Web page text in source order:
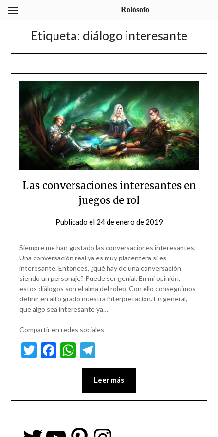
Etiqueta: diálogo interesante
Las conversaciones interesantes en
juegos de rol
Publicado el 24 de enero de 2019
Siempre me han gustado las conversaciones interesantes.
Una conversación real ya es muy placentera si es
interesante. Entonces, ¿qué hay de una conversación
siendo un personaje? Puede ser genial. En mi opinión,
estos diálogos son el alma del roleo. Con ello conseguimos
definir en alto grado nuestra interpretación. En general,
que algo sea interesante ya…
Compartir en redes sociales
Twitter
Facebook
WhatsApp
Telegram
Leer más
Rolósofo